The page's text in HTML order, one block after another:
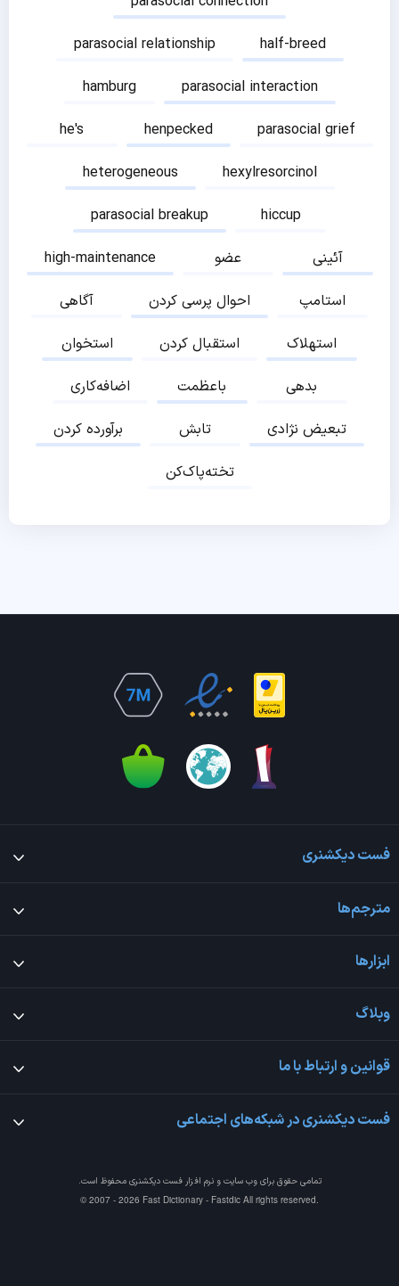
parasocial relationship
half-breed
hamburg
parasocial interaction
he's
henpecked
parasocial grief
heterogeneous
hexylresorcinol
parasocial breakup
hiccup
high-maintenance
عضو
آئینی
آگاهی
احوال پرسی کردن
استامپ
استخوان
استقبال کردن
استهلاک
اضافه‌کاری
باعظمت
بدهی
برآورده کردن
تابش
تبعیض نژادی
تخته‌پاک‌کن
فست دیکشنری
مترجم‌ها
ابزارها
وبلاگ
قوانین و ارتباط با ما
فست دیکشنری در شبکه‌های اجتماعی
تمامی حقوق برای وب سایت و نرم افزارفست دیکشنری محفوظ است.
© 2007 - 2026 Fast Dictionary - Fastdic All rights reserved.